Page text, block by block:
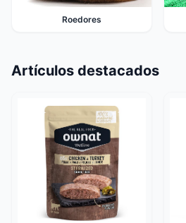
Roedores
Artículos destacados